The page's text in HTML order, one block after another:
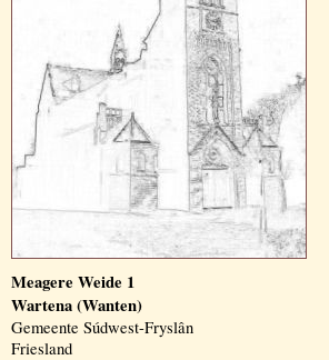
Meagere Weide 1
Wartena (Wanten)
Gemeente Súdwest-Fryslân
Friesland